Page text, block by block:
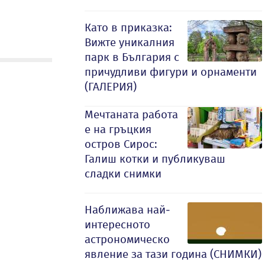
Като в приказка:
Вижте уникалния
парк в България с
причудливи фигури и орнаменти
(ГАЛЕРИЯ)
Мечтаната работа
е на гръцкия
остров Сирос:
Галиш котки и публикуваш
сладки снимки
Наближава най-
интересното
астрономическо
явление за тази година (СНИМКИ)